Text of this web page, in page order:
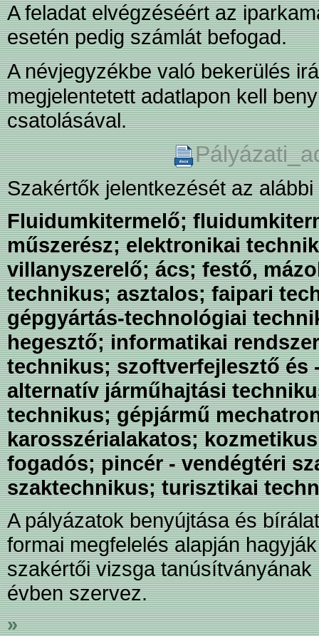
A feladat elvégzéséért az
esetén pedig számlát befogad.
A névjegyzékbe való bekerülés
megjelentetett adatlapon kell
csatolásával.
Szakértők jelentkezését az
Fluidumkitermelő;
műszerész; elektronikai
villanyszerelő; ács; festő,
technikus; asztalos; faipari
gépgyártás-technológiai
hegesztő; informatikai
technikus; szoftverfejlesztő
alternatív járműhajtási
technikus; gépjármű
karosszérialakatos;
fogadós; pincér - vendégtéri
szaktechnikus; turisztikai
A pályázatok benyújtása és
formai megfelelés alapján
szakértői vizsga
évben szervez.
»